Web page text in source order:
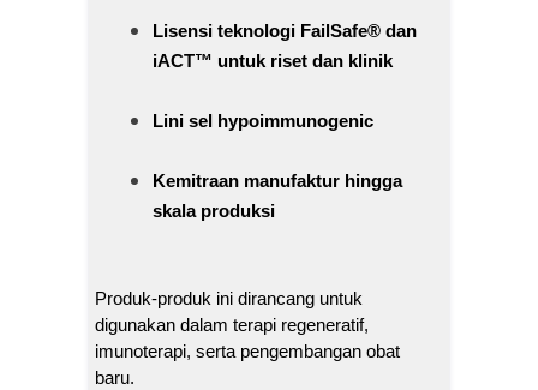
Lisensi teknologi FailSafe® dan
iACT™ untuk riset dan klinik
Lini sel hypoimmunogenic
Kemitraan manufaktur hingga
skala produksi
Produk-produk ini dirancang untuk
digunakan dalam terapi regeneratif,
imunoterapi, serta pengembangan obat
baru.